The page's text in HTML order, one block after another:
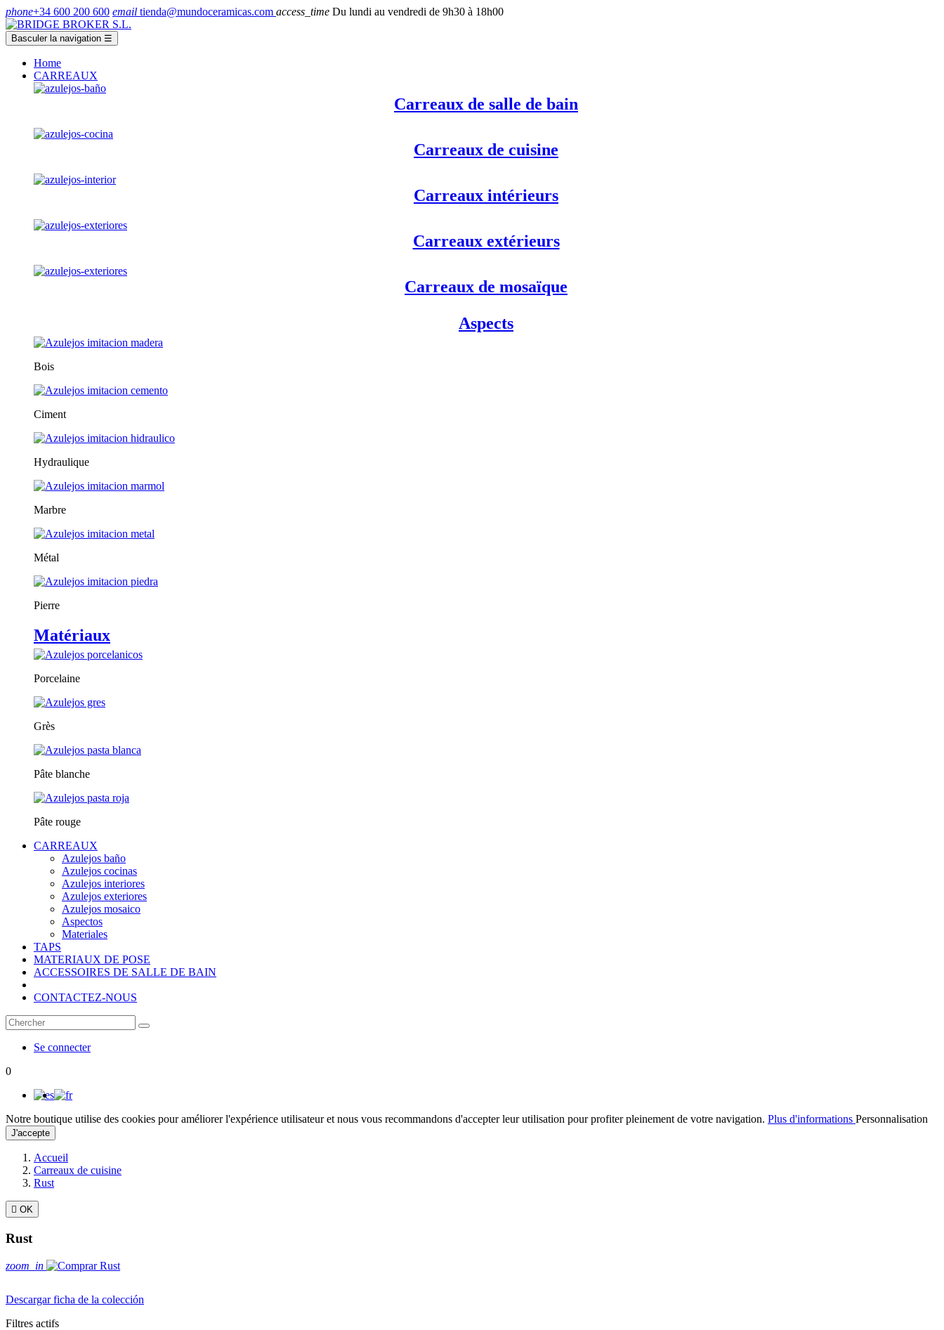
phone+34 600 200 600 email tienda@mundoceramicas.com access_time Du lundi au vendredi de 9h30 à 18h00
Basculer la navigation ☰
Home
CARREAUX
Carreaux de salle de bain
Carreaux de cuisine
Carreaux intérieurs
Carreaux extérieurs
Carreaux de mosaïque
Aspects
Bois
Ciment
Hydraulique
Marbre
Métal
Pierre
Matériaux
Porcelaine
Grès
Pâte blanche
Pâte rouge
CARREAUX
Azulejos baño
Azulejos cocinas
Azulejos interiores
Azulejos exteriores
Azulejos mosaico
Aspectos
Materiales
TAPS
MATERIAUX DE POSE
ACCESSOIRES DE SALLE DE BAIN
CONTACTEZ-NOUS
Se connecter
0
Notre boutique utilise des cookies pour améliorer l'expérience utilisateur et nous vous recommandons d'accepter leur utilisation pour profiter pleinement de votre navigation. Plus d'informations Personnalisation
J'accepte
Accueil
Carreaux de cuisine
Rust
 OK
Rust
zoom_in
Descargar ficha de la colección
Filtres actifs